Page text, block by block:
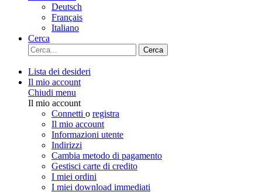
Deutsch
Français
Italiano
Cerca
Cerca
Lista dei desideri
Il mio account
Chiudi menu
Il mio account
Connetti o registra
Il mio account
Informazioni utente
Indirizzi
Cambia metodo di pagamento
Gestisci carte di credito
I miei ordini
I miei download immediati